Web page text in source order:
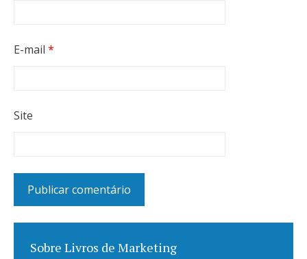
E-mail *
Site
Sobre Livros de Marketing